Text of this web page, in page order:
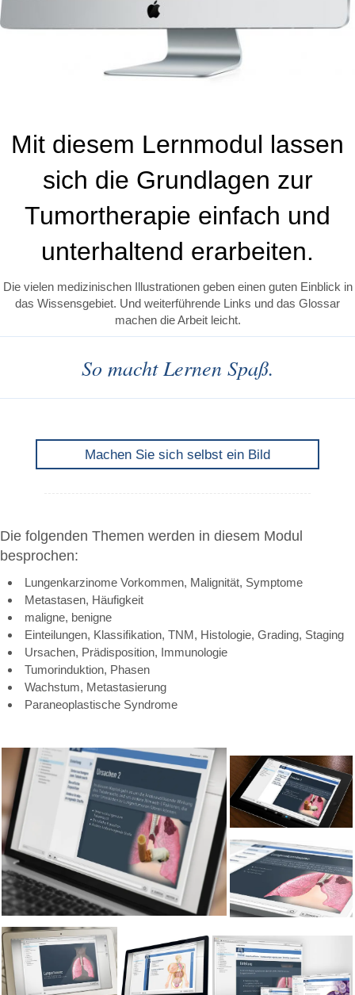
Mit diesem Lernmodul lassen
sich die Grundlagen zur
Tumortherapie einfach und
unterhaltend erarbeiten.
Die vielen medizinischen Illustrationen geben einen guten Einblick in
das Wissensgebiet. Und weiterführende Links und das Glossar
machen die Arbeit leicht.
So macht Lernen Spaß.
Machen Sie sich selbst ein Bild
Die folgenden Themen werden in diesem Modul
besprochen:
Lungenkarzinome Vorkommen, Malignität, Symptome
Metastasen, Häufigkeit
maligne, benigne
Einteilungen, Klassifikation, TNM, Histologie, Grading, Staging
Ursachen, Prädisposition, Immunologie
Tumorinduktion, Phasen
Wachstum, Metastasierung
Paraneoplastische Syndrome